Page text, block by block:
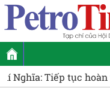
[VIDEO]